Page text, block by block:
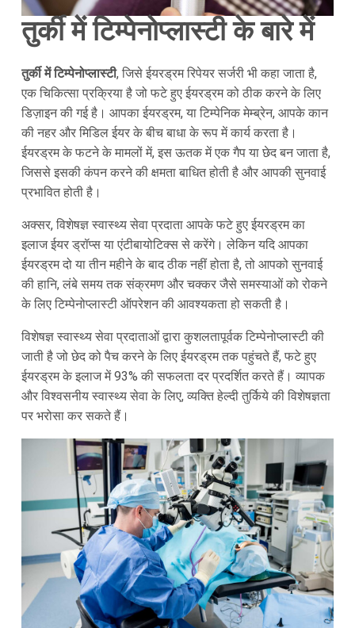
तुर्की में टिम्पेनोप्लास्टी के बारे में
तुर्की में टिम्पेनोप्लास्टी, जिसे ईयरड्रम रिपेयर सर्जरी भी कहा जाता है,
एक चिकित्सा प्रक्रिया है जो फटे हुए ईयरड्रम को ठीक करने के लिए
डिज़ाइन की गई है। आपका ईयरड्रम, या टिम्पेनिक मेम्ब्रेन, आपके कान
की नहर और मिडिल ईयर के बीच बाधा के रूप में कार्य करता है।
ईयरड्रम के फटने के मामलों में, इस ऊतक में एक गैप या छेद बन जाता है,
जिससे इसकी कंपन करने की क्षमता बाधित होती है और आपकी सुनवाई
प्रभावित होती है।
अक्सर, विशेषज्ञ स्वास्थ्य सेवा प्रदाता आपके फटे हुए ईयरड्रम का
इलाज ईयर ड्रॉप्स या एंटीबायोटिक्स से करेंगे। लेकिन यदि आपका
ईयरड्रम दो या तीन महीने के बाद ठीक नहीं होता है, तो आपको सुनवाई
की हानि, लंबे समय तक संक्रमण और चक्कर जैसे समस्याओं को रोकने
के लिए टिम्पेनोप्लास्टी ऑपरेशन की आवश्यकता हो सकती है।
विशेषज्ञ स्वास्थ्य सेवा प्रदाताओं द्वारा कुशलतापूर्वक टिम्पेनोप्लास्टी की
जाती है जो छेद को पैच करने के लिए ईयरड्रम तक पहुंचते हैं, फटे हुए
ईयरड्रम के इलाज में 93% की सफलता दर प्रदर्शित करते हैं। व्यापक
और विश्वसनीय स्वास्थ्य सेवा के लिए, व्यक्ति हेल्दी तुर्किये की विशेषज्ञता
पर भरोसा कर सकते हैं।